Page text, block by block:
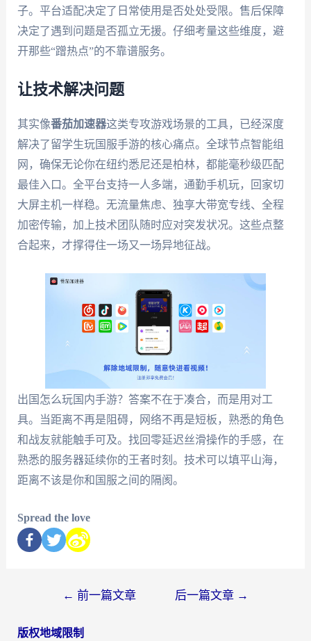
子。平台适配决定了日常使用是否处处受限。售后保障
决定了遇到问题是否孤立无援。仔细考量这些维度，避
开那些“蹭热点”的不靠谱服务。
让技术解决问题
其实像番茄加速器这类专攻游戏场景的工具，已经深度
解决了留学生玩国服手游的核心痛点。全球节点智能组
网，确保无论你在纽约悉尼还是柏林，都能毫秒级匹配
最佳入口。全平台支持一人多端，通勤手机玩，回家切
大屏主机一样稳。无流量焦虑、独享大带宽专线、全程
加密传输，加上技术团队随时应对突发状况。这些点整
合起来，才撑得住一场又一场异地征战。
出国怎么玩国内手游？答案不在于凑合，而是用对工
具。当距离不再是阻碍，网络不再是短板，熟悉的角色
和战友就能触手可及。找回零延迟丝滑操作的手感，在
熟悉的服务器延续你的王者时刻。技术可以填平山海，
距离不该是你和国服之间的隔阂。
Spread the love
← 前一篇文章 后一篇文章 →
版权地域限制